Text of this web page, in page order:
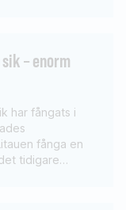
– enorm
har fångats i
fånga en
tidigare